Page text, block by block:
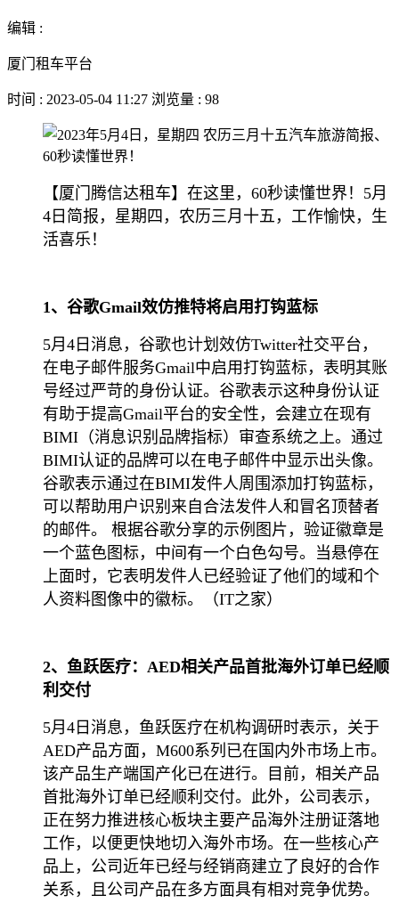
编辑 :
厦门租车平台
时间 : 2023-05-04 11:27 浏览量 : 98
【厦门腾信达租车】在这里，60秒读懂世界！5月
4日简报，星期四，农历三月十五，工作愉快，生
活喜乐！
1、谷歌Gmail效仿推特将启用打钩蓝标
5月4日消息，谷歌也计划效仿Twitter社交平台，
在电子邮件服务Gmail中启用打钩蓝标，表明其账
号经过严苛的身份认证。谷歌表示这种身份认证
有助于提高Gmail平台的安全性，会建立在现有
BIMI（消息识别品牌指标）审查系统之上。通过
BIMI认证的品牌可以在电子邮件中显示出头像。
谷歌表示通过在BIMI发件人周围添加打钩蓝标，
可以帮助用户识别来自合法发件人和冒名顶替者
的邮件。 根据谷歌分享的示例图片，验证徽章是
一个蓝色图标，中间有一个白色勾号。当悬停在
上面时，它表明发件人已经验证了他们的域和个
人资料图像中的徽标。（IT之家）
2、鱼跃医疗：AED相关产品首批海外订单已经顺
利交付
5月4日消息，鱼跃医疗在机构调研时表示，关于
AED产品方面，M600系列已在国内外市场上市。
该产品生产端国产化已在进行。目前，相关产品
首批海外订单已经顺利交付。此外，公司表示，
正在努力推进核心板块主要产品海外注册证落地
工作，以便更快地切入海外市场。在一些核心产
品上，公司近年已经与经销商建立了良好的合作
关系，且公司产品在多方面具有相对竞争优势。